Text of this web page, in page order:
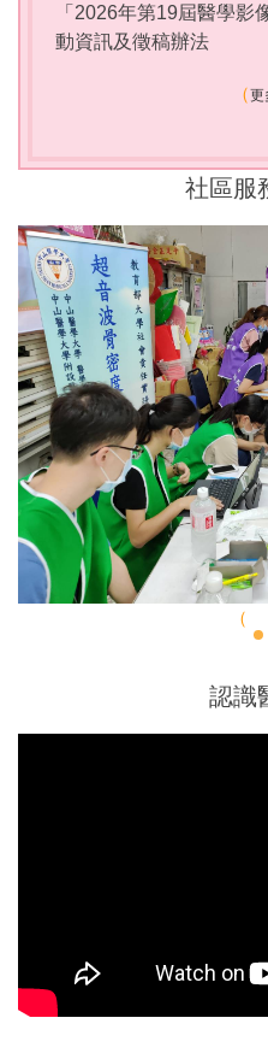
「2026年第19屆醫學影
動資訊及徵稿辦法
更
社區服
認識